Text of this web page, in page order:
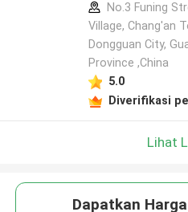
No.3 Funing
Village, Chang'an
Dongguan City,
Province ,China
5.0
Diverifikasi
Lihat
Dapatkan